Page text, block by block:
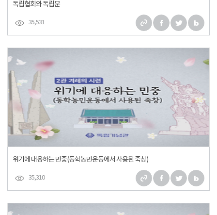
독립협회와 독립문
35,531
위기에 대응하는 민중(동학농민운동에서 사용된 죽창)
35,310